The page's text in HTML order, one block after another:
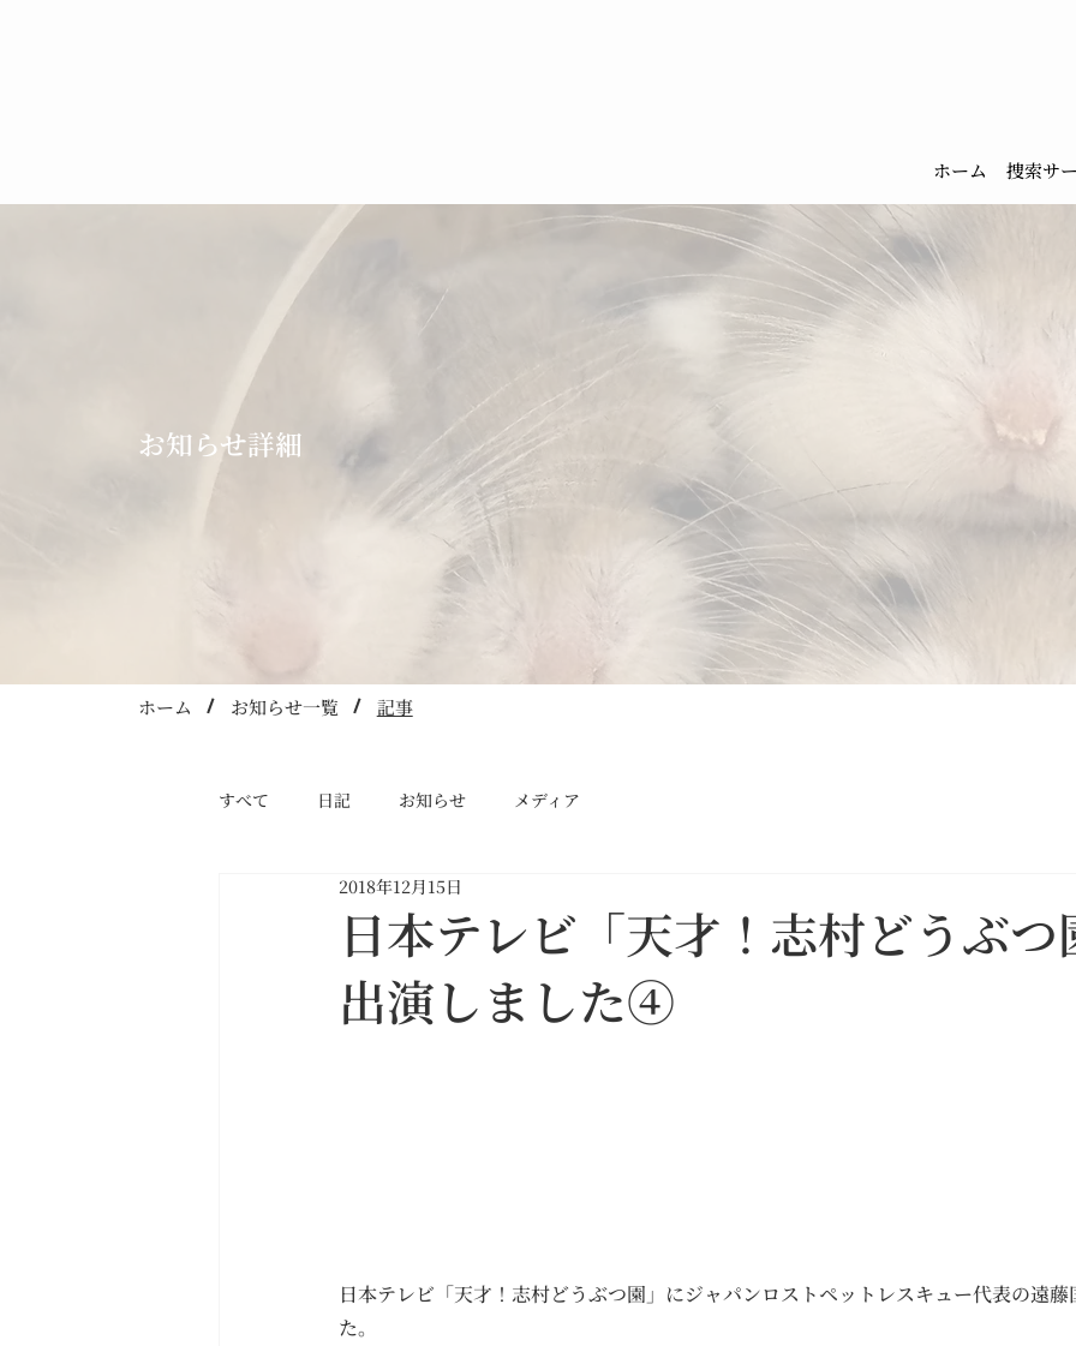
ホーム 捜索サ
お知らせ詳細
ホーム ​お知らせ一覧 ​記事
すべて 日記 お知らせ メディア
日本テレビ「天才！志村どうぶつ
出演しました④
2018年12月15日
日本テレビ「天才！志村どうぶつ園」にジャパンロストペットレスキュー代表の遠
た。